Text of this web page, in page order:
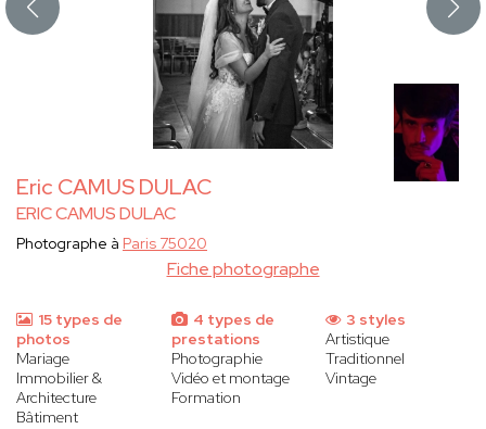
Eric CAMUS DULAC
ERIC CAMUS DULAC
Fiche photographe
Photographe à Paris 75020
15 types de
photos
Mariage
Immobilier &
Architecture
Bâtiment
4 types de
prestations
Photographie
Vidéo et montage
Formation
3 styles
Artistique
Traditionnel
Vintage